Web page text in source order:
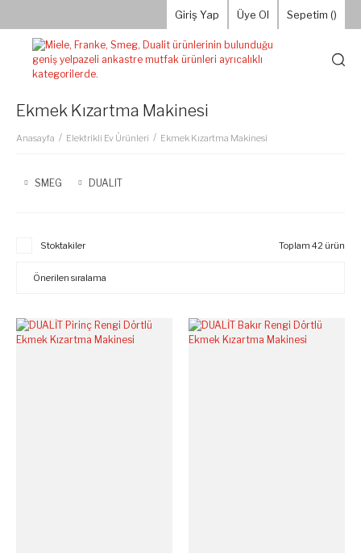
Giriş Yap Üye Ol Sepetim ()
Ekmek Kızartma Makinesi
Anasayfa Elektrikli Ev Ürünleri Ekmek Kızartma Makinesi
SMEG DUALIT
Stoktakiler Toplam 42 ürün